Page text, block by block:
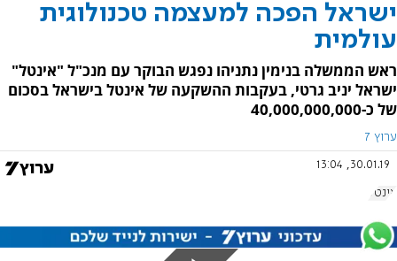
ישראל הפכה למעצמה טכנולוגית
עולמית
ראש הממשלה בנימין נתניהו נפגש הבוקר עם מנכ"ל "אינטל"
ישראל יניב גרטי, בעקבות ההשקעה של אינטל בישראל בסכום
של כ-40,000,000,000
ערוץ 7
30.01.19, 13:04
אינטל